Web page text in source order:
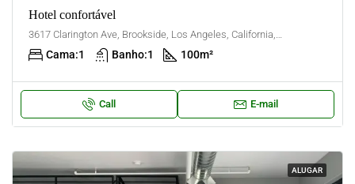
Hotel confortável
3617 Clarington Ave, Brookside, Los Angeles, California, United States
Cama:1 Banho:1 100m²
Call E-mail
ALUGAR